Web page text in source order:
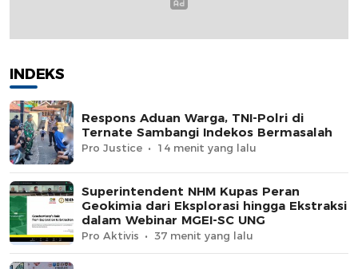
INDEKS
Respons Aduan Warga, TNI-Polri di
Ternate Sambangi Indekos Bermasalah
Pro Justice 14 menit yang lalu
Superintendent NHM Kupas Peran
Geokimia dari Eksplorasi hingga Ekstraksi
dalam Webinar MGEI-SC UNG
Pro Aktivis 37 menit yang lalu